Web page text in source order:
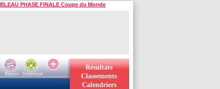
PHASE FINALE Coupe du Monde
Bayern
Dortmund
Résultats
Classements
Calendriers